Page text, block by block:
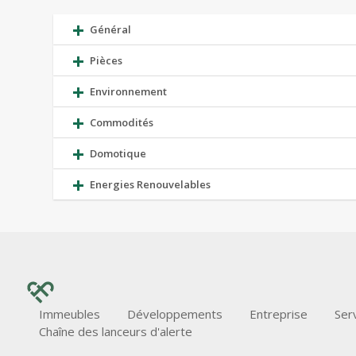
Général
Pièces
Environnement
Commodités
Domotique
Energies Renouvelables
Immeubles Développements Entreprise
Chaîne des lanceurs d'alerte